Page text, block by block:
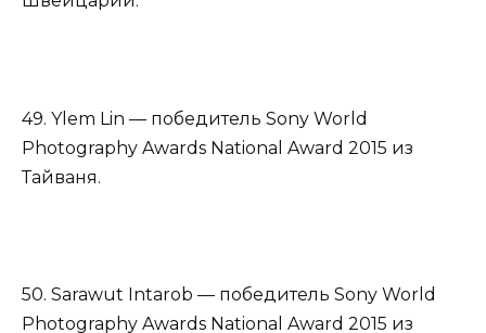
49. Ylem Lin — победитель Sony World
Photography Awards National Award 2015 из
Тайваня.
50. Sarawut Intarob — победитель Sony World
Photography Awards National Award 2015 из